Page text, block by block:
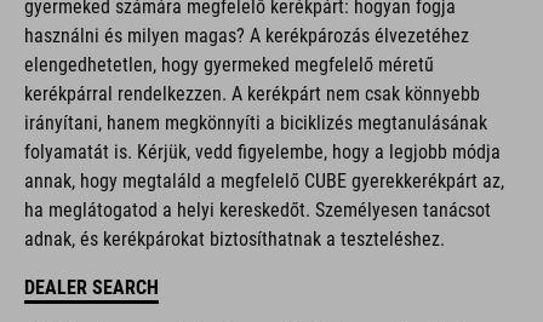
gyermeked számára megfelelő kerékpárt: hogyan fogja
használni és milyen magas? A kerékpározás élvezetéhez
elengedhetetlen, hogy gyermeked megfelelő méretű
kerékpárral rendelkezzen. A kerékpárt nem csak könnyebb
irányítani, hanem megkönnyíti a biciklizés megtanulásának
folyamatát is. Kérjük, vedd figyelembe, hogy a legjobb módja
annak, hogy megtaláld a megfelelő CUBE gyerekkerékpárt az,
ha meglátogatod a helyi kereskedőt. Személyesen tanácsot
adnak, és kerékpárokat biztosíthatnak a teszteléshez.
DEALER SEARCH